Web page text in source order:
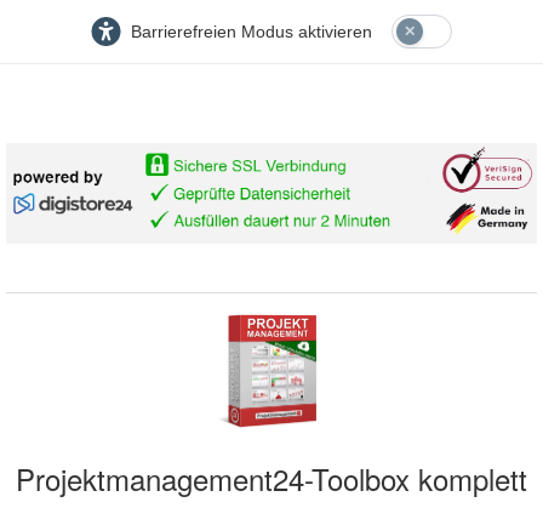
Barrierefreien Modus aktivieren
Projektmanagement24-Toolbox komplett